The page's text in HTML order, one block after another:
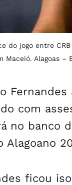
do jogo entre
Maceió. Alagoas –
com
no banco
ficou